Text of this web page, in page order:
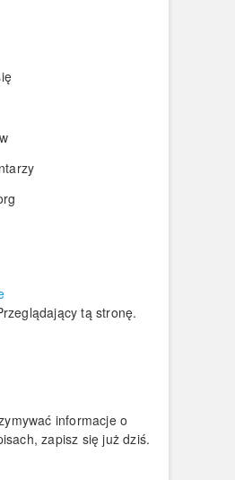
tą stronę.
informacje o
zapisz się już dziś.